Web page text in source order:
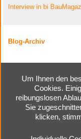
Interview in bi
Blog-Archiv
Um Ihnen den
Cookies.
reibungslosen
Sie
klicken,